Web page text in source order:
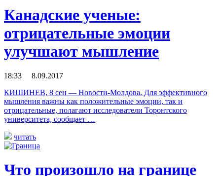
Канадские ученые:
отрицательные эмоции
улучшают мышление
18:33 8.09.2017
КИШИНЕВ, 8 сен — Новости-Молдова. Для эффективного
мышления важны как положительные эмоции, так и
отрицательные, полагают исследователи Торонтского
университета, сообщает …
читать
Что произошло на границе